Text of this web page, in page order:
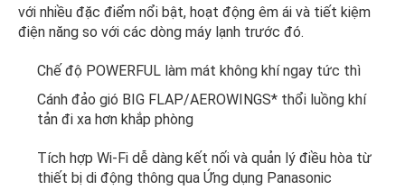
với nhiều đặc điểm nổi bật, hoạt động êm ái và tiết kiệm
điện năng so với các dòng máy lạnh trước đó.
Chế độ POWERFUL làm mát không khí ngay tức thì
Cánh đảo gió BIG FLAP/AEROWINGS* thổi luồng khí
tản đi xa hơn khắp phòng
Tích hợp Wi-Fi dễ dàng kết nối và quản lý điều hòa từ
thiết bị di động thông qua Ứng dụng Panasonic